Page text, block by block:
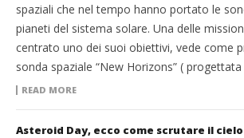
spaziali che nel tempo hanno portato le
pianeti del sistema solare. Una delle
centrato uno dei suoi obiettivi, vede come
sonda spaziale “New Horizons” (
READ MORE
Asteroid Day, ecco come scrutare il